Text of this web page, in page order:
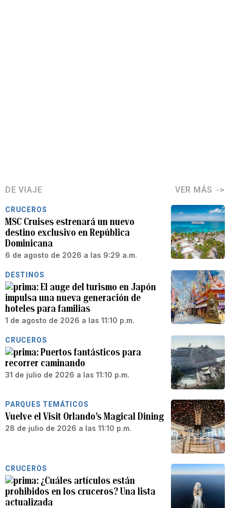
DE VIAJE VER MÁS
CRUCEROS
MSC Cruises estrenará un nuevo
destino exclusivo en República
Dominicana
6 de agosto de 2026 a las 9:29 a.m.
DESTINOS
El auge del turismo en Japón
impulsa una nueva generación de
hoteles para familias
1 de agosto de 2026 a las 11:10 p.m.
CRUCEROS
Puertos fantásticos para
recorrer caminando
31 de julio de 2026 a las 11:10 p.m.
PARQUES TEMÁTICOS
Vuelve el Visit Orlando’s Magical Dining
28 de julio de 2026 a las 11:10 p.m.
CRUCEROS
¿Cuáles artículos están
prohibidos en los cruceros? Una lista
actualizada